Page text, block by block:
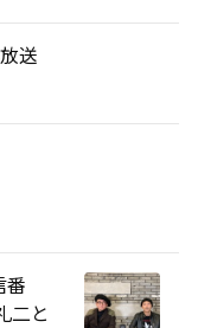
送
番
二と